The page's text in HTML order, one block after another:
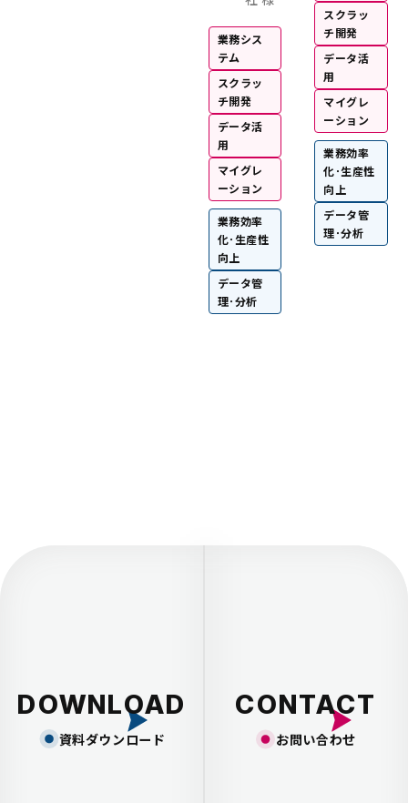
業務シス
テム
スクラッ
チ開発
データ活
用
マイグレ
ーション
業務効率
化･生産性
向上
データ管
理･分析
スクラッ
チ開発
データ活
用
マイグレ
ーション
業務効率
化･生産性
向上
データ管
理･分析
DOWNLOAD
資料ダウンロード
CONTACT
お問い合わせ